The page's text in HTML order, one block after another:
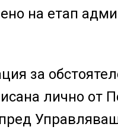
на етап
за
лично от